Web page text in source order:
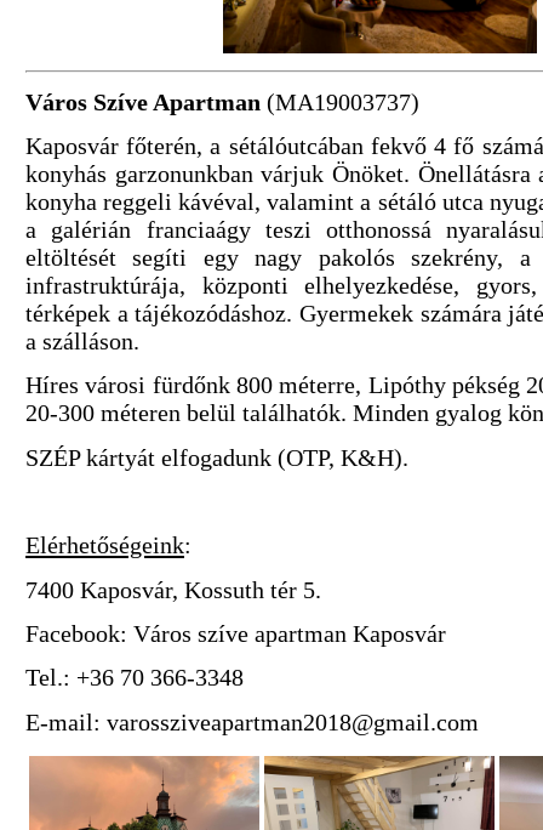
Város Szíve Apartman (MA19003737)
Kaposvár főterén, a sétálóutcában fekvő 4 fő
konyhás garzonunkban várjuk Önöket.
konyha reggeli kávéval, valamint a sétáló utca
a galérián franciaágy teszi otthonossá
eltöltését segíti egy nagy pakolós szekrény,
infrastruktúrája, központi elhelyezkedése,
térképek a tájékozódáshoz. Gyermekek számára
a szálláson.
Híres városi fürdőnk 800 méterre, Lipóthy pékség
20-300 méteren belül találhatók. Minden gyalog
SZÉP kártyát elfogadunk (OTP, K&H).
Elérhetőségeink:
7400 Kaposvár, Kossuth tér 5.
Facebook: Város szíve apartman Kaposvár
Tel.: +36 70 366-3348
E-mail: varossziveapartman2018@gmail.com